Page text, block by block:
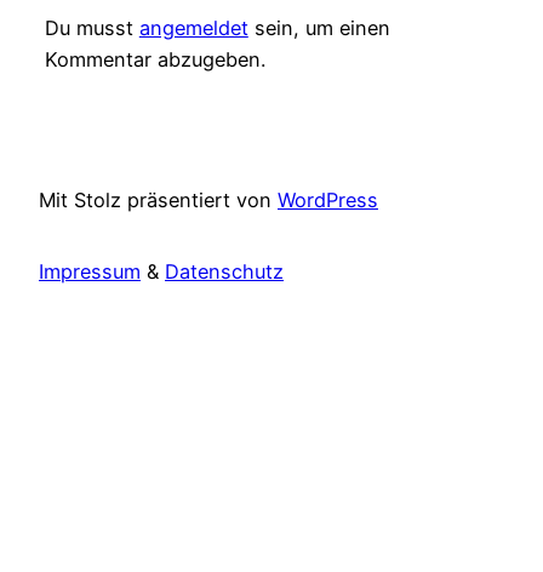
Du musst angemeldetsein, um einen
Kommentar abzugeben.
Mit Stolz präsentiert von WordPress
Impressum & Datenschutz